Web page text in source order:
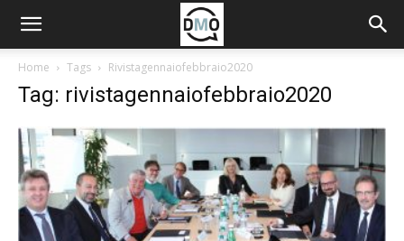
Home Tags Rivistagennaiofebbraio2020
Tag: rivistagennaiofebbraio2020